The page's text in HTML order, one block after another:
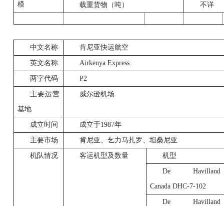
模
载重货物（吨） 不详
中文名称 肯尼亚快运航空
英文名称 Airkenya Express
两字代码 P2
主要运营
基地
威尔逊机场
成立时间 成立于1987年
主要市场 肯尼亚、乞力马扎罗、坦桑尼亚
机队情况 客运机型及数量 机型
De Havilland
Canada DHC-7-102
De Havilland